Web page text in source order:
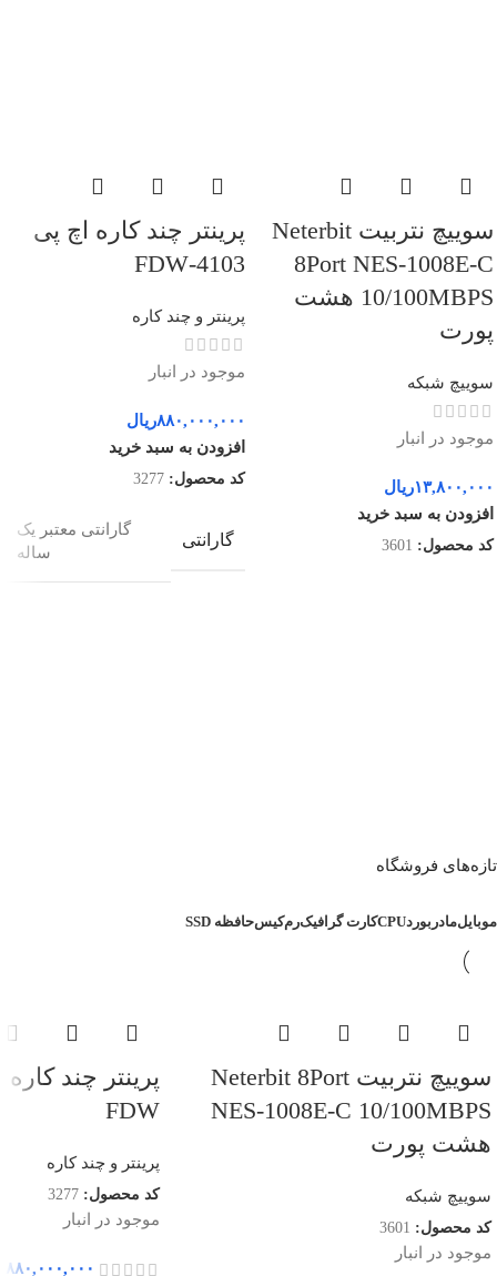
سوییچ نتربیت Neterbit
8Port NES-1008E-C
10/100MBPS هشت
پورت
سوییچ شبکه
موجود در انبار
۱۳,۸۰۰,۰۰۰ریال
افزودن به سبد خرید
کد محصول: 3601
پرینتر چند کاره اچ پی
4103-FDW
پرینتر و چند کاره
موجود در انبار
۸۸۰,۰۰۰,۰۰۰ریال
افزودن به سبد خرید
کد محصول: 3277
گارانتی
گارانتی معتبر یک
ساله
تازه‌های فروشگاه
موبایلمادربوردCPUکارت گرافیکرمکیسحافظه SSD
سوییچ نتربیت Neterbit 8Port
NES-1008E-C 10/100MBPS
هشت پورت
سوییچ شبکه
کد محصول: 3601
موجود در انبار
FDW
پرینتر و چند کاره
کد محصول: 3277
موجود در انبار
۸۸۰,۰۰۰,۰۰۰